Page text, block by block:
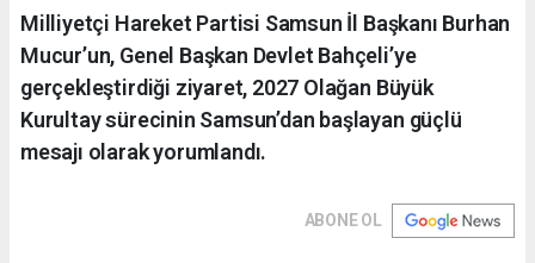
Milliyetçi Hareket Partisi Samsun İl Başkanı Burhan
Mucur’un, Genel Başkan Devlet Bahçeli’ye
gerçekleştirdiği ziyaret, 2027 Olağan Büyük
Kurultay sürecinin Samsun’dan başlayan güçlü
mesajı olarak yorumlandı.
ABONE OL